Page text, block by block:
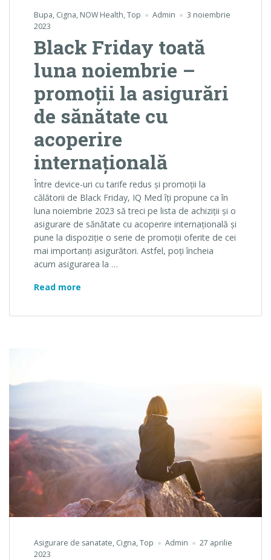
Bupa, Cigna, NOW Health,Top Admin
3 noiembrie
2023
Black Friday toată
luna noiembrie –
promoții la asigurări
de sănătate cu
acoperire
internațională
Între device-uri cu tarife redus și promoții la
călătorii de Black Friday, IQ Med îți propune ca în
luna noiembrie 2023 să treci pe lista de achiziții și o
asigurare de sănătate cu acoperire internațională și
pune la dispoziție o serie de promoții oferite de cei
mai importanți asigurători. Astfel, poți încheia
acum asigurarea la …
Read more
Asigurare de sanatate, Cigna,Top Admin
27 aprilie
2023